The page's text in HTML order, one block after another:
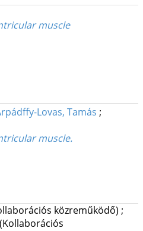
muscle
Lovas, Tamás ;
muscle.
közreműködő) ;
(Kollaborációs